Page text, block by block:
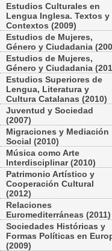
Estudios Culturales en
Lengua Inglesa. Textos y
Contextos (2009)
Estudios de Mujeres,
Género y Ciudadania
Estudios de Mujeres,
Género y Ciudadania
Estudios Superiores de
Lengua, Literatura y
Cultura Catalanas (2010)
Juventud y Sociedad
(2007)
Migraciones y Mediación
Social (2010)
Música como Arte
Interdisciplinar (2010)
Patrimonio Artístico y
Cooperación Cultural
(2012)
Relaciones
Euromediterráneas (2011)
Sociedades Históricas y
Formas Políticas en
(2009)